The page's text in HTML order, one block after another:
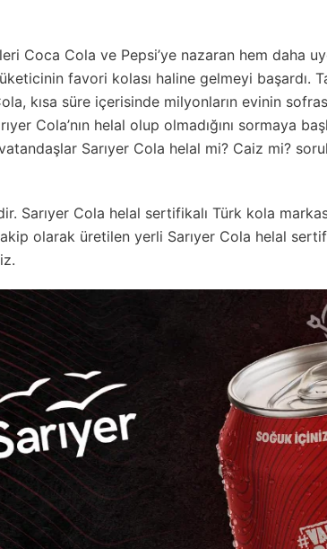
Coca Cola ve Pepsi’ye nazaran hem daha
favori kolası haline gelmeyi başardı.
kısa süre içerisinde milyonların evinin
Cola’nın helal olup olmadığını sormaya
Sarıyer Cola helal mi? Caiz mi?
Sarıyer Cola helal sertifikalı Türk kola
olarak üretilen yerli Sarıyer Cola helal